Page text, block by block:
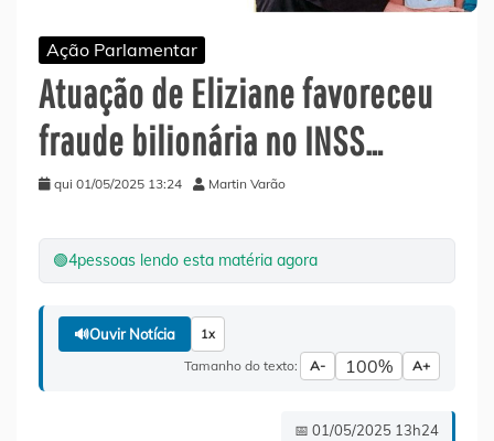
Ação Parlamentar
Atuação de Eliziane favoreceu
fraude bilionária no INSS…
qui 01/05/2025 13:24 Martin Varão
🟢4pessoas lendo esta matéria agora
🔊Ouvir Notícia 1x
Tamanho do texto: A- 100% A+
📅 01/05/2025 13h24